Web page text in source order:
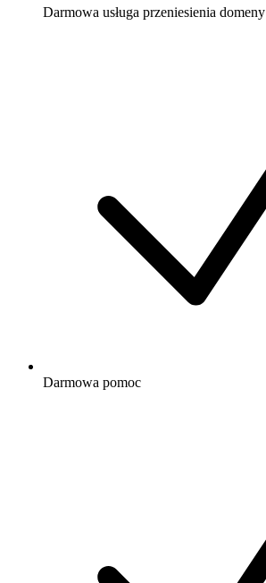
Darmowa usługa przeniesienia domeny
Darmowa pomoc